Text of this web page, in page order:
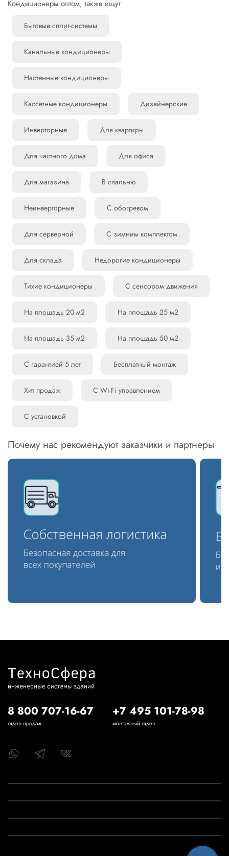
Кондиционеры оптом, также ищут
Бытовые сплит-системы
Канальные кондиционеры
Настенные кондиционеры
Кассетные кондиционеры Дизайнерские
Инверторные Для квартиры
Для частного дома Для офиса
Для магазина В спальню
Неинверторные С обогревом
Для серверной С зимним комплектом
Для склада Недорогие кондиционеры
Тихие кондиционеры С сенсором движения
На площадь 20 м2 На площадь 25 м2
На площадь 35 м2 На площадь 50 м2
С гарантией 5 лет Бесплатный монтаж
Хит продаж С Wi-Fi управлением
С установкой
Почему нас рекомендуют заказчики и партнеры
8 800 707-16-67
отдел продаж
+7 495 101-78-98
монтажный отдел